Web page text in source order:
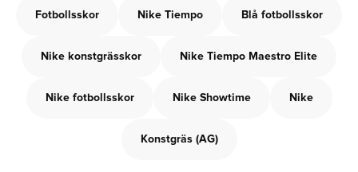
Fotbollsskor Nike Tiempo Blå fotbollsskor
Nike konstgrässkor Nike Tiempo Maestro Elite
Nike fotbollsskor Nike Showtime Nike
Konstgräs (AG)